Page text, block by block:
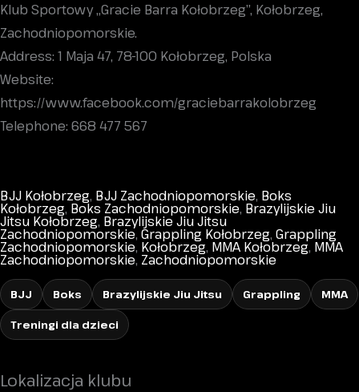
Klub Sportowy „Gracie Barra Kołobrzeg”, Kołobrzeg,
Zachodniopomorskie.
Address: 1 Maja 47, 78-100 Kołobrzeg, Polska
Website:
https://www.facebook.com/graciebarrakolobrzeg
Telephone: 668 477 567
BJJ Kołobrzeg, BJJ Zachodniopomorskie, Boks
Kołobrzeg, Boks Zachodniopomorskie, Brazylijskie Jiu
Jitsu Kołobrzeg, Brazylijskie Jiu Jitsu
Zachodniopomorskie, Grappling Kołobrzeg, Grappling
Zachodniopomorskie, Kołobrzeg, MMA Kołobrzeg, MMA
Zachodniopomorskie, Zachodniopomorskie
BJJ Boks Brazylijskie Jiu Jitsu Grappling MMA
Treningi dla dzieci
Lokalizacja klubu